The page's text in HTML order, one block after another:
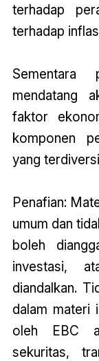
terhadap
terhadap
mendatang
faktor
komponen
yang
Penafian:
umum dan
boleh
investasi,
diandalkan.
dalam materi
oleh EBC
sekuritas,